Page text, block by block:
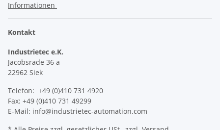
Informationen
Kontakt
Industrietec e.K.
Jacobsrade 36 a
22962 Siek
Telefon: +49 (0)410 731 4920
Fax: +49 (0)410 731 49299
E-Mail: info@industrietec-automation.com